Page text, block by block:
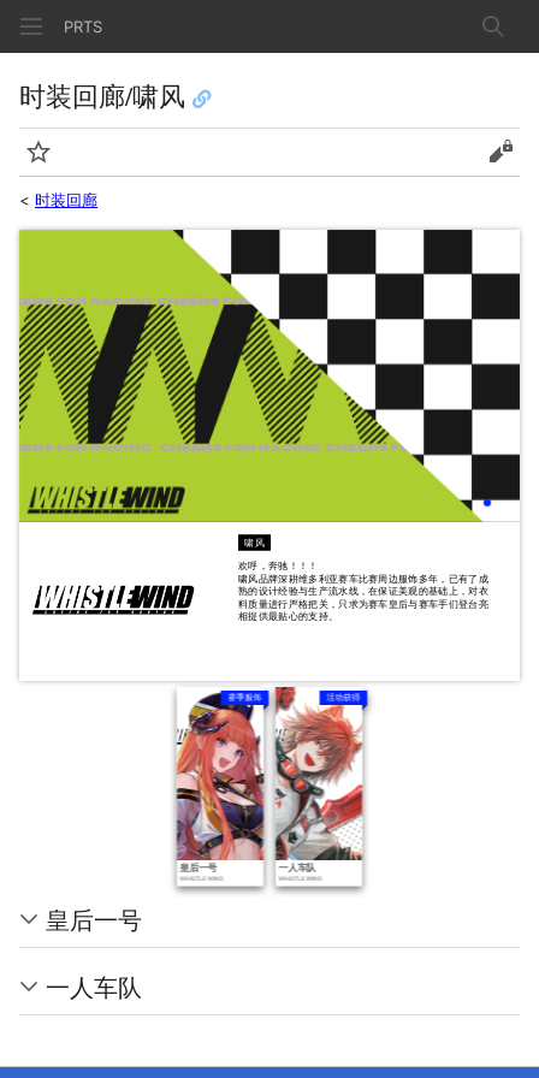
PRTS 搜索
时装回廊/啸风
监视
查看
< 时装回廊
啸风
欢呼，奔驰！！！
啸风品牌深耕维多利亚赛车比赛周边服饰多年，已有了成
熟的设计经验与生产流水线，在保证美观的基础上，对衣
料质量进行严格把关，只求为赛车皇后与赛车手们登台亮
相提供最贴心的支持。
赛季服饰
皇后一号
WHISTLE WIND
活动获得
一人车队
WHISTLE WIND
皇后一号
一人车队